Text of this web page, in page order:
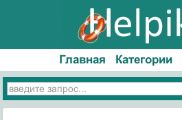
Главная Категории